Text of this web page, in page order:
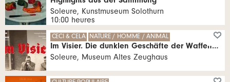
Soleure, Kunstmuseum Solothurn
10:00 heures
CECI & CELA NATURE / HOMME / ANIMAL
Im Visier. Die dunklen Geschäfte der Waffenfabrik Solothurn
Soleure, Museum Altes Zeughaus